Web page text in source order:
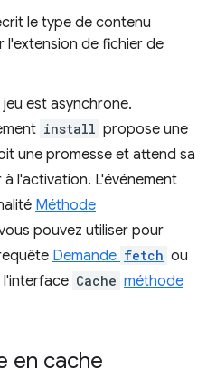
le type de contenu
l'extension de fichier de
est asynchrone.
install propose une
une promesse et attend sa
l'activation. L'événement
Méthode
pouvez utiliser pour
Demande fetch ou
l'interface Cache méthode
en cache